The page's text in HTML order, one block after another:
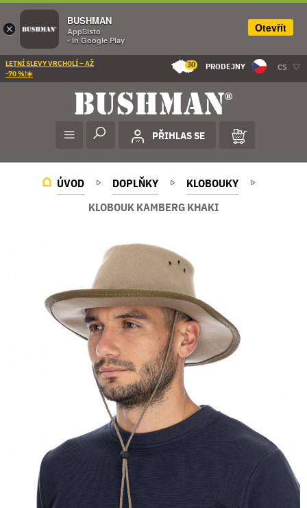
LETNÍ SLEVY VRCHOLÍ – AŽ
-70 %!☀️
30 PRODEJNY CS
PŘIHLAS SE
ÚVOD DOPLŇKY
KLOBOUKY
KLOBOUK KAMBERG KHAKI
×
BUSHMAN
AppSisto
- In Google Play
Otevřít